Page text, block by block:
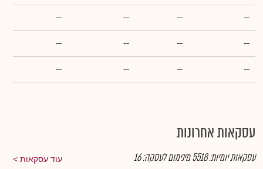
--
--
--
--
--
--
--
--
--
--
--
--
עסקאות אחרונות
עוד עסקאות עסקאות יומיות:5518מינימום לעסקה:16